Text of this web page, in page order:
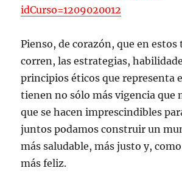
idCurso=1209020012
Pienso, de corazón, que en estos
corren, las estrategias,
principios éticos que representa
tienen no sólo más vigencia que
que se hacen imprescindibles
juntos podamos construir un
más saludable, más justo y,
más feliz.